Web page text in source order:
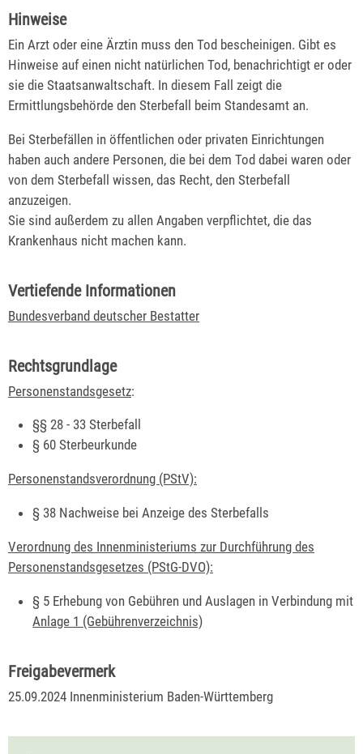
Hinweise
Ein Arzt oder eine Ärztin muss den Tod bescheinigen. Gibt es
Hinweise auf einen nicht natürlichen Tod, benachrichtigt er oder
sie die Staatsanwaltschaft. In diesem Fall zeigt die
Ermittlungsbehörde den Sterbefall beim Standesamt an.
Bei Sterbefällen in öffentlichen oder privaten Einrichtungen
haben auch andere Personen, die bei dem Tod dabei waren oder
von dem Sterbefall wissen, das Recht, den Sterbefall
anzuzeigen.
Sie sind außerdem zu allen Angaben verpflichtet, die das
Krankenhaus nicht machen kann.
Vertiefende Informationen
Bundesverband deutscher Bestatter
Rechtsgrundlage
Personenstandsgesetz:
§§ 28 - 33 Sterbefall
§ 60 Sterbeurkunde
Personenstandsverordnung (PStV):
§ 38 Nachweise bei Anzeige des Sterbefalls
Verordnung des Innenministeriums zur Durchführung des
Personenstandsgesetzes (PStG-DVO):
§ 5 Erhebung von Gebühren und Auslagen in Verbindung mit
Anlage 1 (Gebührenverzeichnis)
Freigabevermerk
25.09.2024 Innenministerium Baden-Württemberg